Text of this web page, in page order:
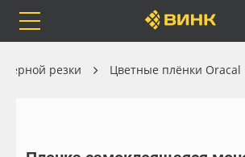
резки Цветные плёнки Oracal